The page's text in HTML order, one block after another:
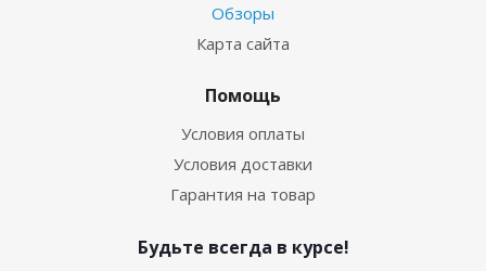
Обзоры
Карта сайта
Помощь
Условия оплаты
Условия доставки
Гарантия на товар
Будьте всегда в курсе!